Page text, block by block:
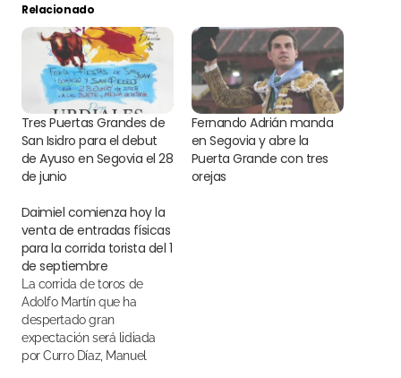
Relacionado
Tres Puertas Grandes de
San Isidro para el debut
de Ayuso en Segovia el 28
de junio
Fernando Adrián manda
en Segovia y abre la
Puerta Grande con tres
orejas
Daimiel comienza hoy la
venta de entradas físicas
para la corrida torista del 1
de septiembre
Adolfo Martín que ha
despertado gran
expectación será lidiada
por Curro Díaz, Manuel